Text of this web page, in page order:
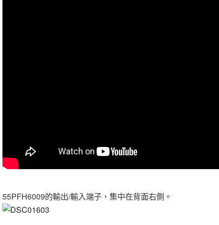
55PFH6009的輸出/輸入端子，集中在背面右側。